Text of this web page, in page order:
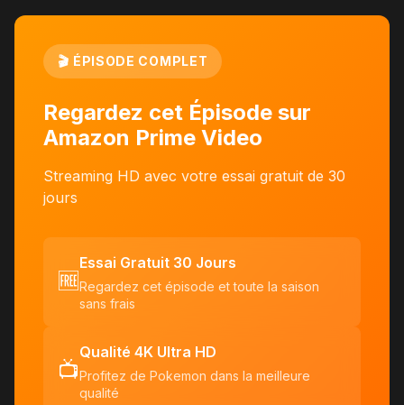
🎬 ÉPISODE COMPLET
Regardez cet Épisode sur
Amazon Prime Video
Streaming HD avec votre essai gratuit de 30
jours
🆓
Essai Gratuit 30 Jours
Regardez cet épisode et toute la saison
sans frais
📺
Qualité 4K Ultra HD
Profitez de Pokemon dans la meilleure
qualité